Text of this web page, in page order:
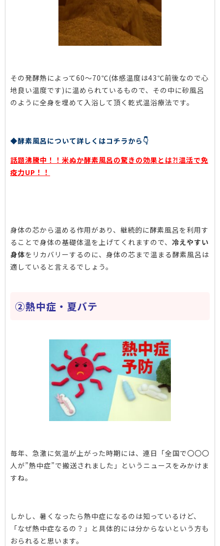
その発酵熱によって60～70℃(体感温度は43℃前後なので心
地良い温度です)に温められているもので、その中に砂風呂
のように全身を埋めて入浴して頂く乾式温浴療法です。
◆酵素風呂について詳しくはコチラから👇
話題沸騰中！！米ぬか酵素風呂の驚きの効果とは⁈温活で免
疫力UP！！
身体の芯から温める作用があり、継続的に酵素風呂を利用す
ることで身体の基礎体温を上げてくれますので、 冷えやすい
身体をリカバリーするのに、身体の芯まで温まる酵素風呂は
適していると言えるでしょう。
②熱中症・夏バテ
毎年、急激に気温が上がった時期には、連日「全国で〇〇〇
人が”熱中症”で搬送されました」というニュースをみかけま
すね。
しかし、暑くなったら熱中症になるのは知っているけど、
「なぜ熱中症なるの？」と具体的には分からないという方も
おられると思います。